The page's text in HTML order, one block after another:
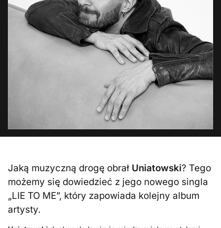
Jaką muzyczną drogę obrał Uniatowski? Tego
możemy się dowiedzieć z jego nowego singla
„LIE TO ME”, który zapowiada kolejny album
artysty.